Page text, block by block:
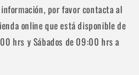
por favor contacta al
online que está disponible de
hrs y Sábados de 09:00 hrs a